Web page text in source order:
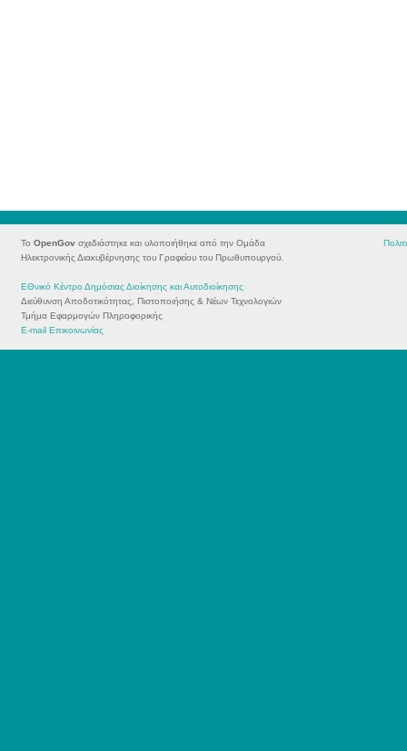
Το OpenGov σχεδιάστηκε και υλοποιήθηκε από την Ομάδα
Ηλεκτρονικής Διακυβέρνησης του Γραφείου του Πρωθυπουργού.
ΕΘνικό Κέντρο Δημόσιας Διοίκησης και Αυτοδιοίκησης
Διεύθυνση Αποδοτικότητας, Πιστοποιήσης & Νέων Τεχνολογιών
Τμήμα Εφαρμογών Πληροφορικής
E-mail Eπικοινωνίας